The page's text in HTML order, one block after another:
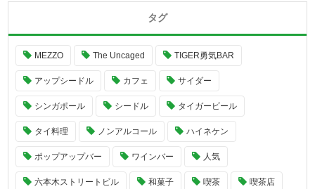
タグ
MEZZO The Uncaged TIGER勇気BAR
アップシードル カフェ サイダー
シンガポール シードル タイガービール
タイ料理 ノンアルコール ハイネケン
ポップアップバー ワインバー 人気
六本木ストリートビル 和菓子 喫茶 喫茶店